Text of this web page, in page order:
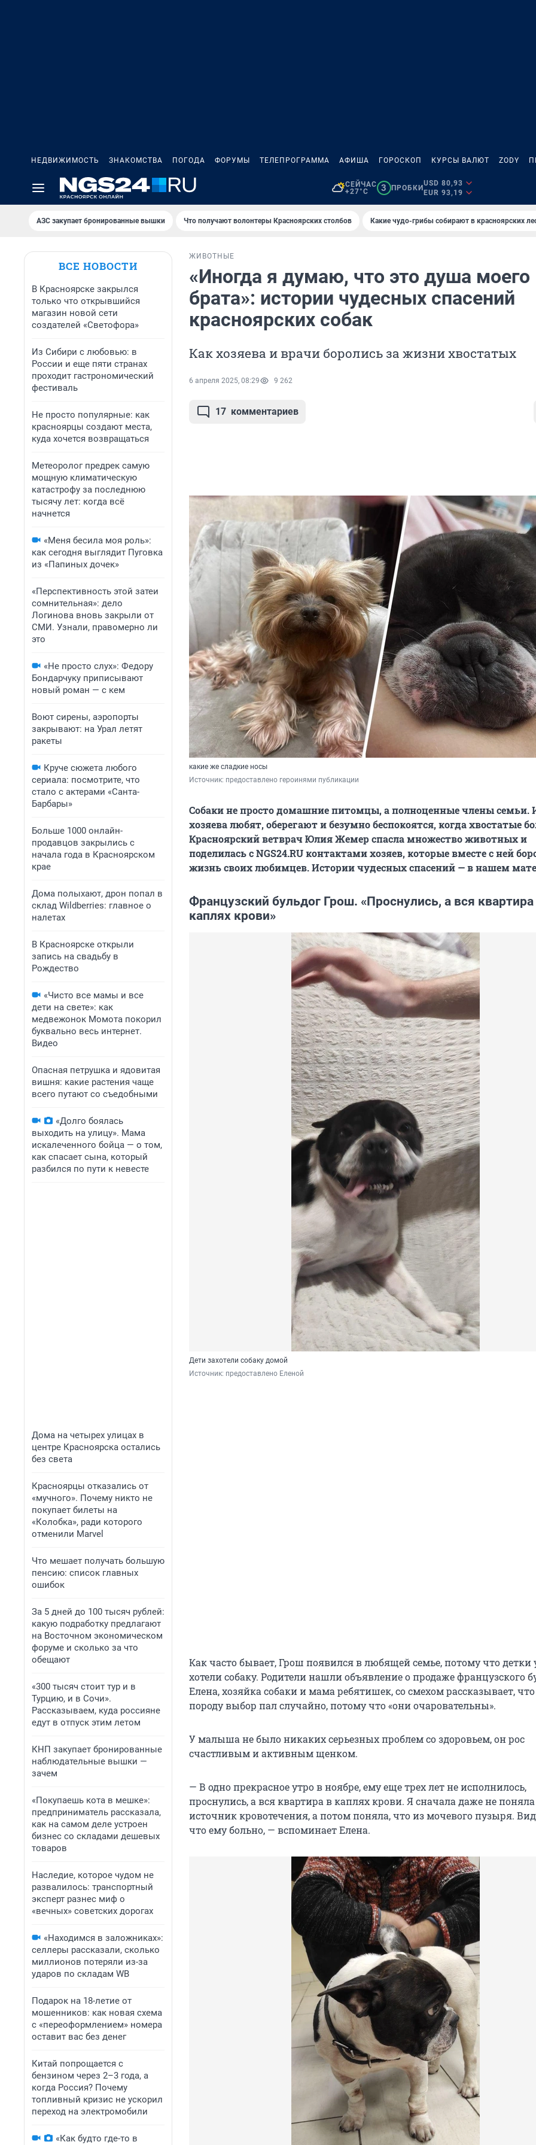
НЕДВИЖИМОСТЬ ЗНАКОМСТВА ПОГОДА ФОРУМЫ ТЕЛЕПРОГРАММА АФИША ГОРОСКОП КУРСЫ ВАЛЮТ ZODY
СЕЙЧАС
+27°C
3 ПРОБКИ
USD 80,93
EUR 93,19
AЗС закупает бронированные вышки Что получают волонтеры Красноярских столбов Какие чудо-грибы собирают в красноярских
ВСЕ НОВОСТИ
В Красноярске закрылся
только что открывшийся
магазин новой сети
создателей «Светофора»
Из Сибири с любовью: в
России и еще пяти странах
проходит гастрономический
фестиваль
Не просто популярные: как
красноярцы создают места,
куда хочется возвращаться
Метеоролог предрек самую
мощную климатическую
катастрофу за последнюю
тысячу лет: когда всё
начнется
«Меня бесила моя роль»:
как сегодня выглядит Пуговка
из «Папиных дочек»
«Перспективность этой затеи
сомнительная»: дело
Логинова вновь закрыли от
СМИ. Узнали, правомерно ли
это
«Не просто слух»: Федору
Бондарчуку приписывают
новый роман — с кем
Воют сирены, аэропорты
закрывают: на Урал летят
ракеты
Круче сюжета любого
сериала: посмотрите, что
стало с актерами «Санта-
Барбары»
Больше 1000 онлайн-
продавцов закрылись с
начала года в Красноярском
крае
Дома полыхают, дрон попал в
склад Wildberries: главное о
налетах
В Красноярске открыли
запись на свадьбу в
Рождество
«Чисто все мамы и все
дети на свете»: как
медвежонок Момота покорил
буквально весь интернет.
Видео
Опасная петрушка и ядовитая
вишня: какие растения чаще
всего путают со съедобными
«Долго боялась
выходить на улицу». Мама
искалеченного бойца — о том,
как спасает сына, который
разбился по пути к невесте
Дома на четырех улицах в
центре Красноярска остались
без света
Красноярцы отказались от
«мучного». Почему никто не
покупает билеты на
«Колобка», ради которого
отменили Marvel
Что мешает получать большую
пенсию: список главных
ошибок
За 5 дней до 100 тысяч рублей:
какую подработку предлагают
на Восточном экономическом
форуме и сколько за что
обещают
«300 тысяч стоит тур и в
Турцию, и в Сочи».
Рассказываем, куда россияне
едут в отпуск этим летом
КНП закупает бронированные
наблюдательные вышки —
зачем
«Покупаешь кота в мешке»:
предприниматель рассказала,
как на самом деле устроен
бизнес со складами дешевых
товаров
Наследие, которое чудом не
развалилось: транспортный
эксперт разнес миф о
«вечных» советских дорогах
«Находимся в заложниках»:
селлеры рассказали, сколько
миллионов потеряли из-за
ударов по складам WB
Подарок на 18-летие от
мошенников: как новая схема
с «переоформлением» номера
оставит вас без денег
Китай попрощается с
бензином через 2–3 года, а
когда Россия? Почему
топливный кризис не ускорил
переход на электромобили
«Как будто где-то в
ЖИВОТНЫЕ
«Иногда я думаю, что это душа моего
брата»: истории чудесных спасений
красноярских собак
Как хозяева и врачи боролись за жизни хвостатых
6 апреля 2025, 08:29 9 262
17 комментариев
какие же сладкие носы
Источник: предоставлено героинями публикации
Собаки не просто домашние питомцы, а полноценные члены семьи.
хозяева любят, оберегают и безумно беспокоятся, когда хвостатые
Красноярский ветврач Юлия Жемер спасла множество животных и
поделилась с NGS24.RU контактами хозяев, которые вместе с ней
жизнь своих любимцев. Истории чудесных спасений — в нашем
Французский бульдог Грош. «Проснулись, а вся квартира
каплях крови»
Дети захотели собаку домой
Источник: предоставлено Еленой
Как часто бывает, Грош появился в любящей семье, потому что детки
хотели собаку. Родители нашли объявление о продаже французского
Елена, хозяйка собаки и мама ребятишек, со смехом рассказывает,
породу выбор пал случайно, потому что «они очаровательны».
У малыша не было никаких серьезных проблем со здоровьем, он рос
счастливым и активным щенком.
— В одно прекрасное утро в ноябре, ему еще трех лет не исполнилось,
проснулись, а вся квартира в каплях крови. Я сначала даже не поняла
источник кровотечения, а потом поняла, что из мочевого пузыря.
что ему больно, — вспоминает Елена.